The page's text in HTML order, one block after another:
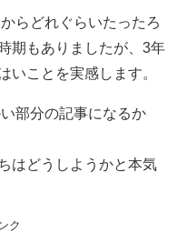
らどれぐらいたったろ
期もありましたが、3年
いことを実感します。
部分の記事になるか
はどうしようかと本気
ク